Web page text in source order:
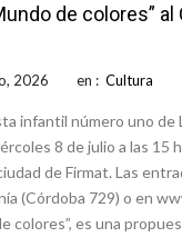
de colores” al
2026 en : Cultura
infantil número uno de
8 de julio a las 15
de Firmat. Las
(Córdoba 729) o en
colores”, es una